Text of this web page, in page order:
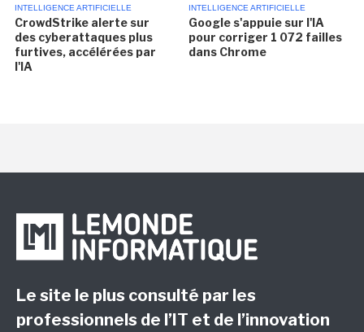
INTELLIGENCE ARTIFICIELLE
CrowdStrike alerte sur
des cyberattaques plus
furtives, accélérées par
l'IA
INTELLIGENCE ARTIFICIELLE
Google s'appuie sur l'IA
pour corriger 1 072 failles
dans Chrome
Le site le plus consulté par les
professionnels de l’IT et de l’innovation